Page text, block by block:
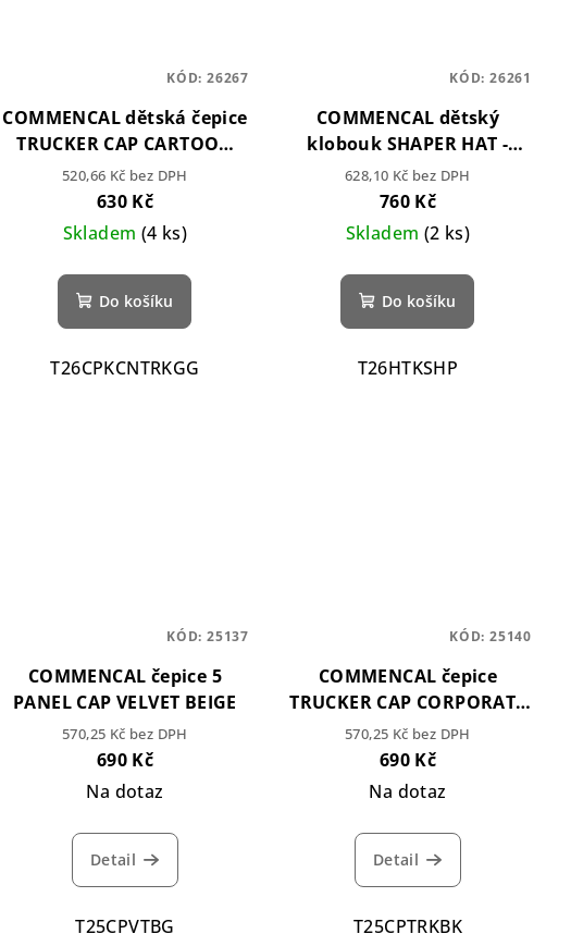
COMMENCAL dětská čepice
TRUCKER CAP CARTOON
GREIGE
520,66 Kč bez DPH
630 Kč
Skladem (4 ks)
Do košíku
T26CPKCNTRKGG
KÓD: 26267
COMMENCAL dětský
klobouk SHAPER HAT -
Greige
628,10 Kč bez DPH
760 Kč
Skladem (2 ks)
Do košíku
T26HTKSHP
KÓD: 26261
COMMENCAL čepice 5
PANEL CAP VELVET BEIGE
570,25 Kč bez DPH
690 Kč
Na dotaz
Detail
T25CPVTBG
KÓD: 25137
COMMENCAL čepice
TRUCKER CAP CORPORATE
BLACK
570,25 Kč bez DPH
690 Kč
Na dotaz
Detail
T25CPTRKBK
KÓD: 25140